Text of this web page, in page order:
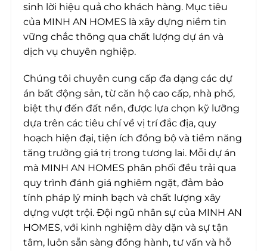
sinh lời hiệu quả cho khách hàng. Mục tiêu
của MINH AN HOMES là xây dựng niềm tin
vững chắc thông qua chất lượng dự án và
dịch vụ chuyên nghiệp.
Chúng tôi chuyên cung cấp đa dạng các dự
án bất động sản, từ căn hộ cao cấp, nhà phố,
biệt thự đến đất nền, được lựa chọn kỹ lưỡng
dựa trên các tiêu chí về vị trí đắc địa, quy
hoạch hiện đại, tiện ích đồng bộ và tiềm năng
tăng trưởng giá trị trong tương lai. Mỗi dự án
mà MINH AN HOMES phân phối đều trải qua
quy trình đánh giá nghiêm ngặt, đảm bảo
tính pháp lý minh bạch và chất lượng xây
dựng vượt trội. Đội ngũ nhân sự của MINH AN
HOMES, với kinh nghiệm dày dặn và sự tận
tâm, luôn sẵn sàng đồng hành, tư vấn và hỗ